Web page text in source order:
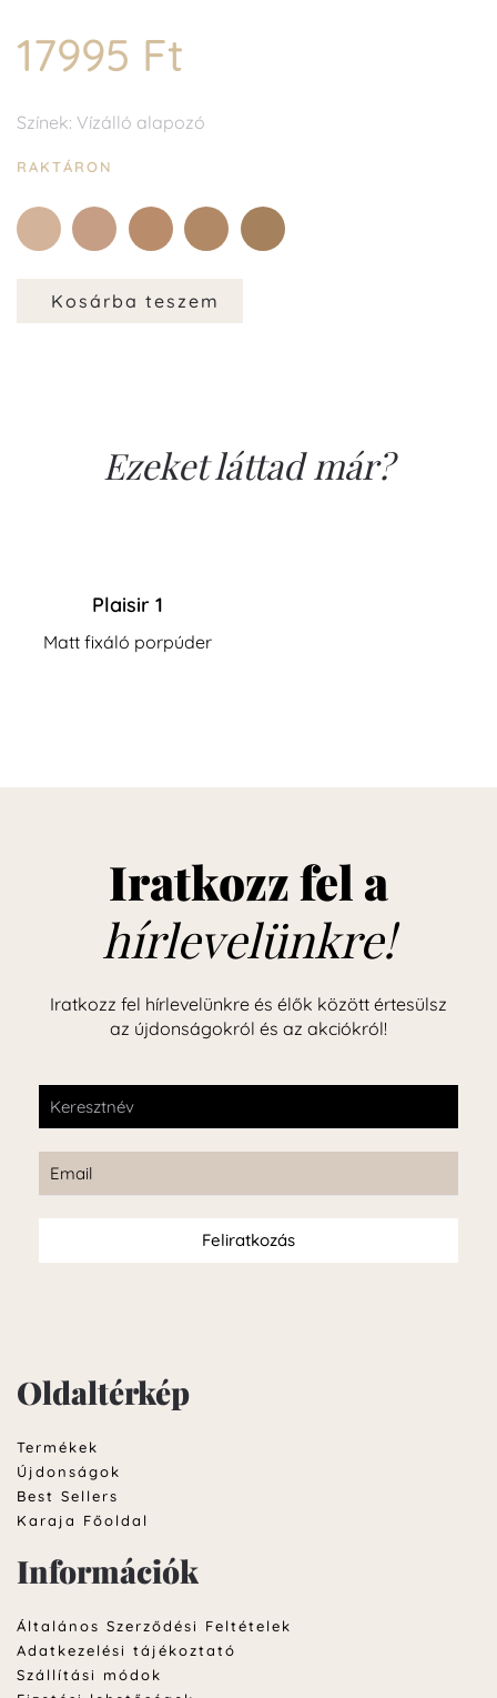
17995 Ft
Színek: Vízálló alapozó
RAKTÁRON
Kosárba teszem
Ezeket láttad már?
Plaisir 1
Matt fixáló porpúder
Iratkozz fel a
hírlevelünkre!
Iratkozz fel hírlevelünkre és élők között értesülsz
az újdonságokról és az akciókról!
Feliratkozás
Oldaltérkép
Termékek
Újdonságok
Best Sellers
Karaja Főoldal
Információk
Általános Szerződési Feltételek
Adatkezelési tájékoztató
Szállítási módok